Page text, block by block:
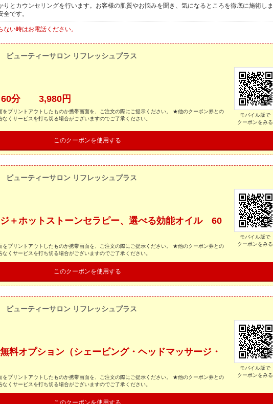
とカウンセリングを行います。お客様の肌質やお悩みを聞き、気になるところを徹底に施術しま
です。
い時はお電話ください。
ビューティーサロン リフレッシュプラス
60分 3,980円
プリントアウトしたものか携帯画面を、ご注文の際にご提示ください。 ★他のクーポン券との
くサービスを打ち切る場合がございますのでご了承ください。
モバイル版で
クーポンをみる
このクーポンを使用する
ビューティーサロン リフレッシュプラス
＋ホットストーンセラピー、選べる効能オイル 60
プリントアウトしたものか携帯画面を、ご注文の際にご提示ください。 ★他のクーポン券との
くサービスを打ち切る場合がございますのでご了承ください。
モバイル版で
クーポンをみる
このクーポンを使用する
ビューティーサロン リフレッシュプラス
料オプション（シェービング・ヘッドマッサージ・
プリントアウトしたものか携帯画面を、ご注文の際にご提示ください。 ★他のクーポン券との
くサービスを打ち切る場合がございますのでご了承ください。
モバイル版で
クーポンをみる
このクーポンを使用する